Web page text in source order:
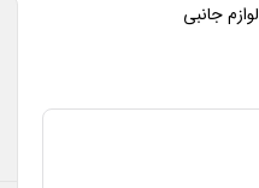
لوازم جانبی